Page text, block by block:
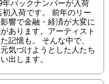
年バックナンバーが入荷
初入荷です。 前年のリー
響で金融・経済が大変に
あります。アーティスト
記憶も。 そんな中で、
気づけようとした人たち
出します。